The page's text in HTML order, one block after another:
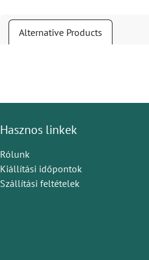
Alternative Products
Hasznos linkek
Rólunk
Kiállítási időpontok
Szállítási feltételek